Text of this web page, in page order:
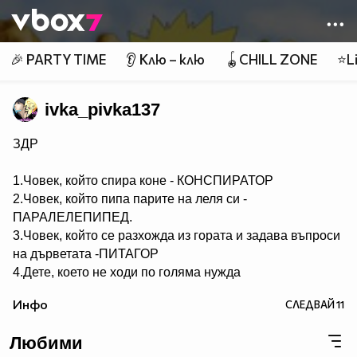
👾
🎉 PARTY TIME 👂 Клю – клю 🪀CHILL ZONE
ivka_pivka137
ЗДР
1.Човек, който спира коне - КОНСПИРАТОР
2.Човек, който пипа парите на леля си -
ПАРАЛЕЛЕПИПЕД.
3.Човек, който се разхожда из гората и задава въпроси
на дърветата -ПИТАГОР
4.Дете, което не ходи по голяма нужда
5.Хомосексуалист, който се изхожда по голяма нужда -
6.Човек, който ходи по голяма нужда по два пъти -
Инфо СЛЕДВАЙ11
Любими